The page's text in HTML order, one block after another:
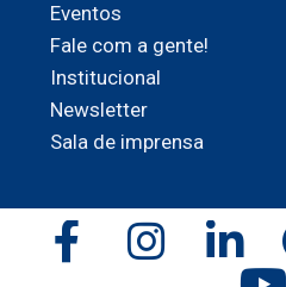
Eventos
Fale com a gente!
Institucional
Newsletter
Sala de imprensa